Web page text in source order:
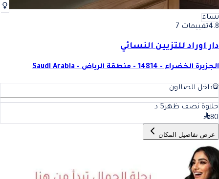
نساء
4.8تقييمات 7
دار اوراد للتزيين النسائي
الجزيرة الخضراء - 14814 - منطقة الرياض - Saudi Arabia
داخل الصالون
حلاوة نصف ظهر5 د
80
عرض تفاصيل المكان